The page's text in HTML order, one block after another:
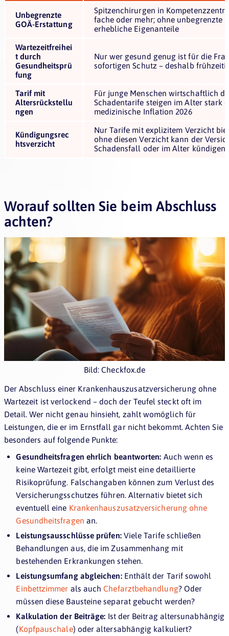
Unbegrenzte
GOÄ-Erstattung
Spitzenchirurgen in
fache oder mehr; ohne unbegrenzte
erhebliche Eigenanteile
Wartezeitfreihei
t durch
Gesundheitsprü
fung
Nur wer gesund genug ist für die
sofortigen Schutz – deshalb
Tarif mit
Altersrückstellu
ngen
Für junge Menschen wirtschaftlich
Schadentarife steigen im Alter stark
medizinische Inflation 2026
Kündigungsrec
htsverzicht
Nur Tarife mit explizitem Verzicht
ohne diesen Verzicht kann der
Schadensfall oder im Alter kündigen
Worauf sollten Sie beim Abschluss
achten?
Bild: Checkfox.de
Der Abschluss einer Krankenhauszusatzversicherung ohne
Wartezeit ist verlockend – doch der Teufel steckt oft im
Detail. Wer nicht genau hinsieht, zahlt womöglich für
Leistungen, die er im Ernstfall gar nicht bekommt. Achten Sie
besonders auf folgende Punkte:
Gesundheitsfragen ehrlich beantworten: Auch wenn es
keine Wartezeit gibt, erfolgt meist eine detaillierte
Risikoprüfung. Falschangaben können zum Verlust des
Versicherungsschutzes führen. Alternativ bietet sich
eventuell eine Krankenhauszusatzversicherung ohne
Gesundheitsfragen an.
Leistungsausschlüsse prüfen:Viele Tarife schließen
Behandlungen aus, die im Zusammenhang mit
bestehenden Erkrankungen stehen.
Leistungsumfang abgleichen:Enthält der Tarif sowohl
Einbettzimmer als auch Chefarztbehandlung? Oder
müssen diese Bausteine separat gebucht werden?
Kalkulation der Beiträge: Ist der Beitrag altersunabhängig
(Kopfpauschale) oder altersabhängig kalkuliert?